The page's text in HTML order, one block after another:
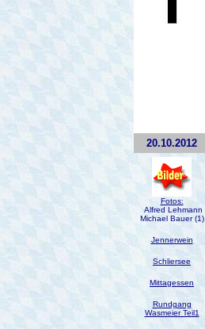
20.10.2012
Fotos:
Alfred Lehmann
Michael Bauer (1)
Jennerwein
Schliersee
Mittagessen
Rundgang
Wasmeier Teil1